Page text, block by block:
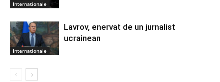
Internationale
Internationale
Lavrov, enervat de un jurnalist
ucrainean